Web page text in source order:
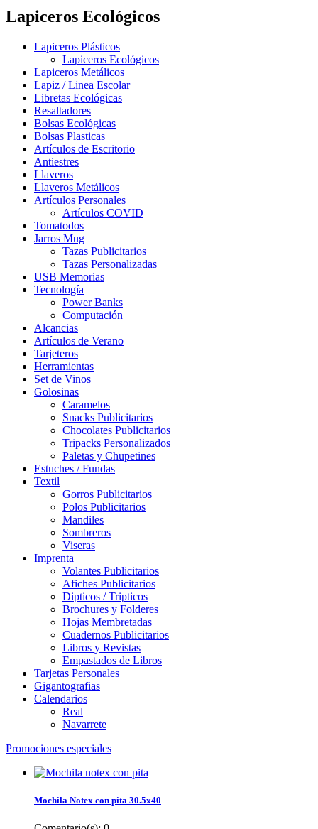
Lapiceros Ecológicos
Lapiceros Plásticos
Lapiceros Ecológicos
Lapiceros Metálicos
Lapiz / Linea Escolar
Libretas Ecológicas
Resaltadores
Bolsas Ecológicas
Bolsas Plasticas
Artículos de Escritorio
Antiestres
Llaveros
Llaveros Metálicos
Artículos Personales
Artículos COVID
Tomatodos
Jarros Mug
Tazas Publicitarios
Tazas Personalizadas
USB Memorias
Tecnología
Power Banks
Computación
Alcancias
Artículos de Verano
Tarjeteros
Herramientas
Set de Vinos
Golosinas
Caramelos
Snacks Publicitarios
Chocolates Publicitarios
Tripacks Personalizados
Paletas y Chupetines
Estuches / Fundas
Textil
Gorros Publicitarios
Polos Publicitarios
Mandiles
Sombreros
Viseras
Imprenta
Volantes Publicitarios
Afiches Publicitarios
Dipticos / Tripticos
Brochures y Folderes
Hojas Membretadas
Cuadernos Publicitarios
Libros y Revistas
Empastados de Libros
Tarjetas Personales
Gigantografias
Calendarios
Real
Navarrete
Promociones especiales
Mochila Notex con pita 30.5x40